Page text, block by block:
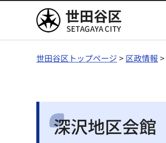
世田谷区
世田谷区トップページ > 区政情報 >
深沢地区会館